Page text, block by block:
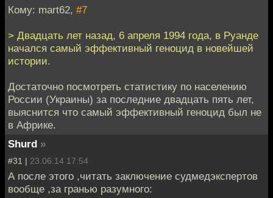
Кому: mart62, #7
> Двадцать лет назад, 6 апреля 1994 года, в Руанде
начался самый эффективный геноцид в новейшей
истории.
Достаточно посмотреть статистику по населению
России (Украины) за последние двадцать пять лет,
выяснится что самый эффективный геноцид был не
в Африке.
Shurd »
#31 | 23.06.14 17:54
А после этого ,читать заключение судмедэкспертов
вообще ,за гранью разумного: